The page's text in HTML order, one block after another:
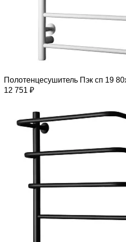
Полотенцесушитель Пэк сп 19
12 751 ₽